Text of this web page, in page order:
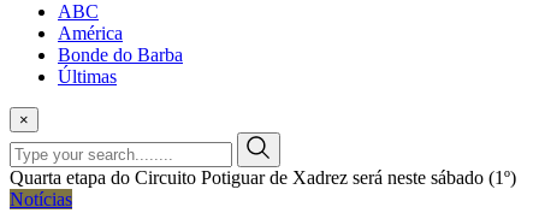
ABC
América
Bonde do Barba
Últimas
×
Quarta etapa do Circuito Potiguar de Xadrez será neste sábado (1º)
Notícias